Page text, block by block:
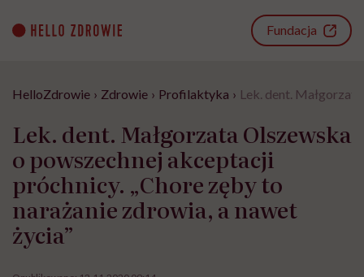
content
Fundacja
HelloZdrowie › Zdrowie › Profilaktyka › Lek. dent.
Lek. dent. Małgorzata Olszewska
o powszechnej akceptacji
próchnicy. „Chore zęby to
narażanie zdrowia, a nawet
życia”